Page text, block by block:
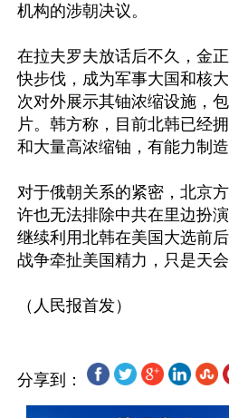
机构的涉朝决议。
在拉夫罗夫放话后不久，金
快步伐，成为军事大国和核
次对外展示其铀浓缩设施，
片。韩方称，目前北韩已经
和大量高浓缩铀，有能力制
对于俄朝关系的紧密，北京
许也无法排除中共在里边扮
继续利用北韩在美国大选前
战争牵扯美国精力，只是天
分享到：